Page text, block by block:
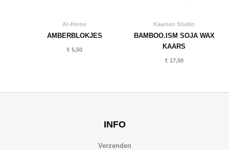
At-Home
AMBERBLOKJES
€5,50
Kaarsen Studio
BAMBOO.ISM SOJA WAX
KAARS
€17,50
INFO
Verzenden